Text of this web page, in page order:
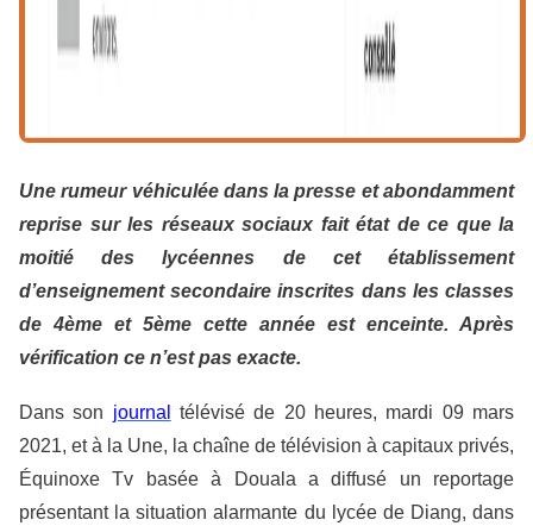
Une rumeur véhiculée dans la presse et abondamment
reprise sur les réseaux sociaux fait état de ce que la
moitié des lycéennes de cet établissement
d’enseignement secondaire inscrites dans les classes
de 4ème et 5ème cette année est enceinte. Après
vérification ce n’est pas exacte.
Dans son journal
télévisé de 20 heures, mardi 09 mars
2021, et à la Une, la chaîne de télévision à capitaux privés,
Équinoxe Tv basée à Douala a diffusé un reportage
présentant la situation alarmante du lycée de Diang, dans